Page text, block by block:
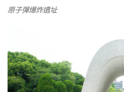
原子彈爆炸遺址